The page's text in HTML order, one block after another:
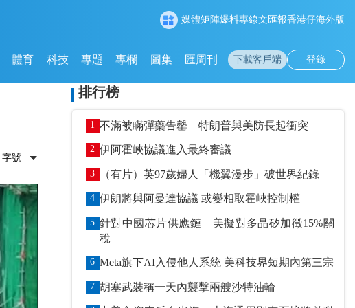
媒體矩陣爆料專線文匯報香港仔海外版
體育 科技 專題 專欄 圖集 匯周刊 下載客戶端 登錄
字號
排行榜
1 不滿被瞞彈藥告罄 特朗普與美防長起衝突
2 伊阿霍峽協議進入最終審議
3 （有片）英97歲婦人「機翼漫步」破世界紀錄
4 伊朗將與阿曼達協議 或變相取霍峽控制權
5 針對中國芯片供應鏈 美擬對多晶矽加徵15%關
稅
6 Meta旗下AI入侵他人系統 美科技界短期內第三宗
7 胡塞武裝稱一天內襲擊兩艘沙特油輪